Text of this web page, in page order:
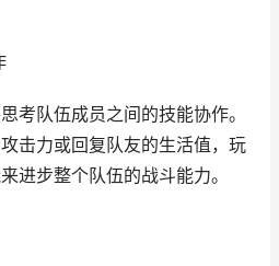
考队伍成员之间的技能协作。
击力或回复队友的生活值，玩
进步整个队伍的战斗能力。